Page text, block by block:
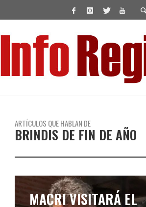
ARTÍCULOS QUE HABLAN DE
BRINDIS DE FIN DE AÑO
MACRI VISITARÁ EL